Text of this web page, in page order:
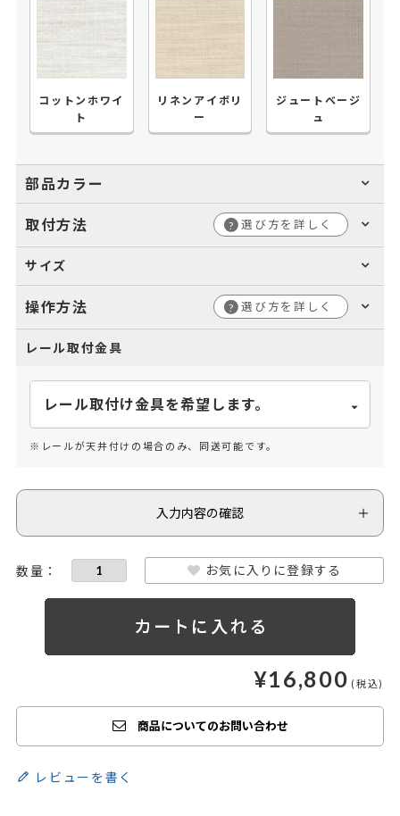
コットンホワイ
ト
リネンアイボリ
ー
ジュートベージ
ュ
部品カラー
取付方法 ? 選び方を詳しく
サイズ
操作方法 ? 選び方を詳しく
レール取付金具
※レールが天井付けの場合のみ、同送可能です。
入力内容の確認
お気に入りに登録する
¥16,800
商品についてのお問い合わせ
レビューを書く